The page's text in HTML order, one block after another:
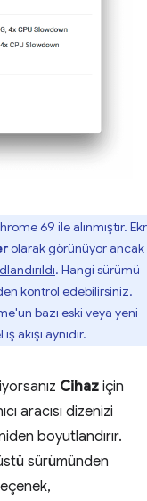
69 ile alınmıştır.
olarak görünüyor ancak
. Hangi sürümü
kontrol edebilirsiniz.
bazı eski veya yeni
aynıdır.
Cihaz için
aracısı dizenizi
boyutlandırır.
sürümünden